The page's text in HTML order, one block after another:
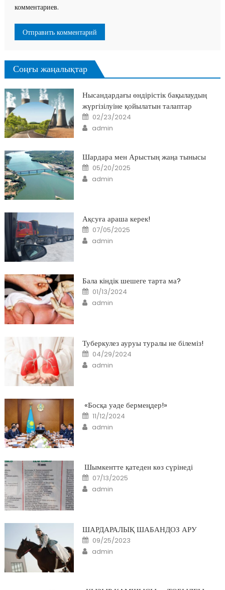
комментариев.
Соңғы жаңалықтар
Нысандардағы өндірістік бақылаудың
жүргізілуіне қойылатын талаптар
Posted
on
02/23/2024
Author
admin
Шардара мен Арыстың жаңа тынысы
Posted
on
05/20/2025
Author
admin
Ақсуға араша керек!
Posted
on
07/05/2025
Author
admin
Бала кіндік шешеге тарта ма?
Posted
on
01/13/2024
Author
admin
Туберкулез ауруы туралы не білеміз!
Posted
on
04/29/2024
Author
admin
«Босқа уәде бермеңдер!»
Posted
on
11/12/2024
Author
admin
Шымкентте қатеден көз сүрінеді
Posted
on
07/13/2025
Author
admin
ШАРДАРАЛЫҚ ШАБАНДОЗ АРУ
Posted
on
09/25/2023
Author
admin